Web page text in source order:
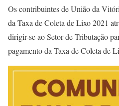
Os contribuintes de União da
da Taxa de Coleta de Lixo 2021
dirigir-se ao Setor de Tributação
pagamento da Taxa de Coleta de